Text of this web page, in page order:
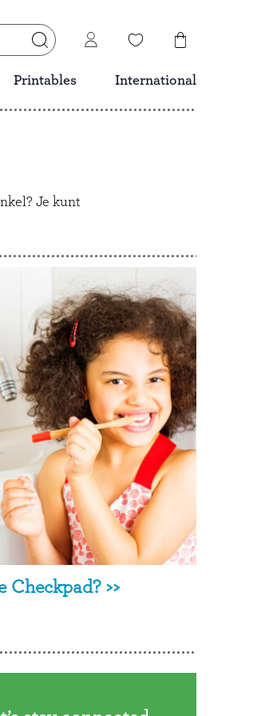
Printables International
Je kunt
Checkpad? >>